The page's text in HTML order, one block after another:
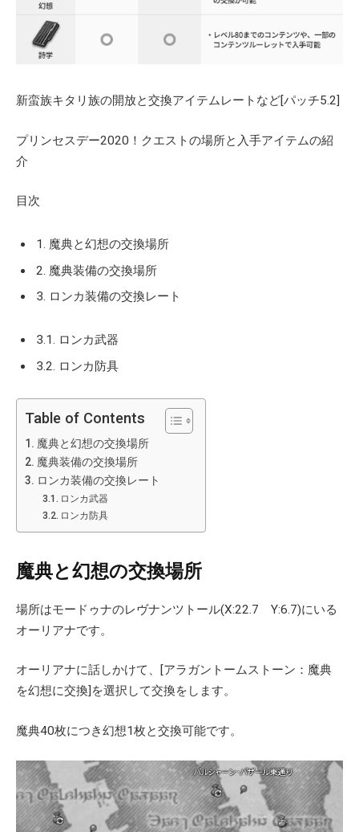
新蛮族キタリ族の開放と交換アイテムレートなど[パッチ5.2]
プリンセスデー2020！クエストの場所と入手アイテムの紹
介
目次
1. 魔典と幻想の交換場所
2. 魔典装備の交換場所
3. ロンカ装備の交換レート
3.1. ロンカ武器
3.2. ロンカ防具
Table of Contents
魔典と幻想の交換場所
魔典装備の交換場所
ロンカ装備の交換レート
ロンカ武器
ロンカ防具
魔典と幻想の交換場所
場所はモードゥナのレヴナンツトール(X:22.7 Y:6.7)にいる
オーリアナです。
オーリアナに話しかけて、[アラガントームストーン：魔典
を幻想に交換]を選択して交換をします。
魔典40枚につき幻想1枚と交換可能です。